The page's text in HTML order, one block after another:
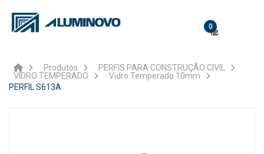
0
Produtos
PERFIS PARA CONSTRUÇÃO CIVIL
VIDRO TEMPERADO
Vidro Temperado 10mm
PERFIL S613A